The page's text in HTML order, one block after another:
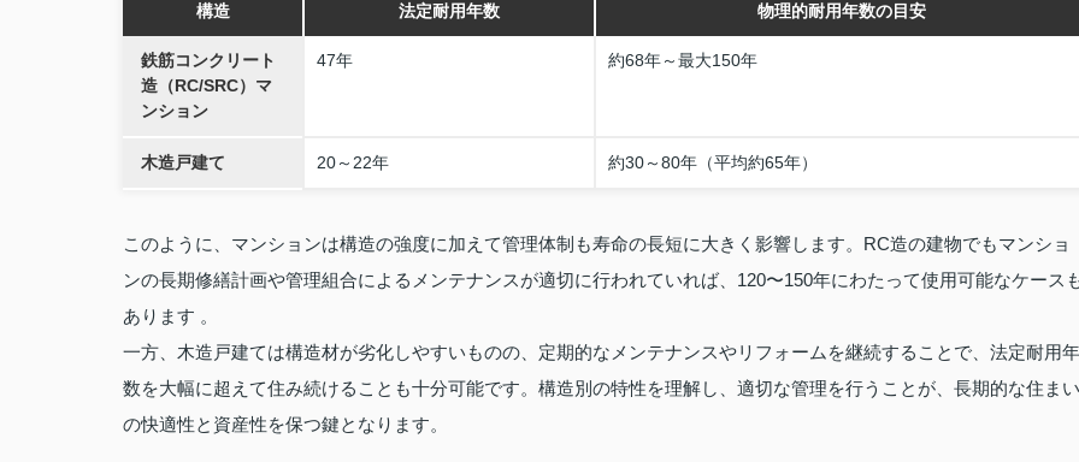
構造 法定耐用年数 物理的耐用年数の目安
鉄筋コンクリート
造（RC/SRC）マ
ンション
47年 約68年～最大150年
木造戸建て 20～22年 約30～80年（平均約65年）
このように、マンションは構造の強度に加えて管理体制も寿命の長短に大きく影響します。RC造の建物でもマンショ
ンの長期修繕計画や管理組合によるメンテナンスが適切に行われていれば、120〜150年にわたって使用可能なケース
あります 。
一方、木造戸建ては構造材が劣化しやすいものの、定期的なメンテナンスやリフォームを継続することで、法定耐用年
数を大幅に超えて住み続けることも十分可能です。構造別の特性を理解し、適切な管理を行うことが、長期的な住まい
の快適性と資産性を保つ鍵となります。